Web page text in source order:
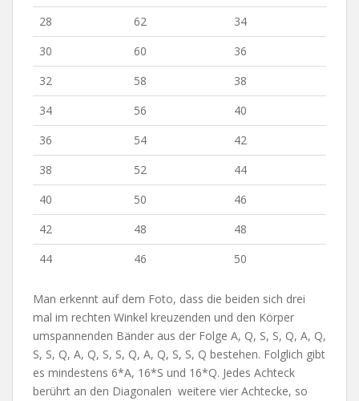
28
62
34
30
60
36
32
58
38
34
56
40
36
54
42
38
52
44
40
50
46
42
48
48
44
46 50
Man erkennt auf dem Foto, dass die beiden sich drei
mal im rechten Winkel kreuzenden und den Körper
umspannenden Bänder aus der Folge A, Q, S, S, Q, A, Q,
S, S, Q, A, Q, S, S, Q, A, Q, S, S, Q bestehen. Folglich gibt
es mindestens 6*A, 16*S und 16*Q. Jedes Achteck
berührt an den Diagonalen weitere vier Achtecke, so